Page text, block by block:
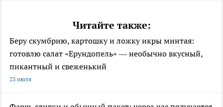
Читайте также:
Беру скумбрию, картошку и ложку икры минтая:
готовлю салат «Ерундопель» — необычно вкусный,
пикантный и свеженький
23 июля